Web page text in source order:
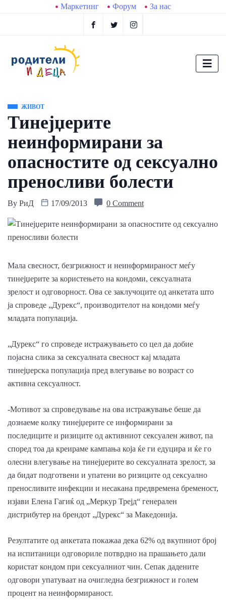
Маркетинг Форум За нас
ЖИВОТ
Тинејџерите
неинформирани за
опасностите од сексуално
преносливи болести
By РиД 17/09/2013 0 Comment
Мала свесност, безгрижност и неинформираност меѓу
тинејџерите за користењето на кондоми, сексуалната
зрелост и одговорност. Ова се заклучоците од анкетата што
ја спроведе „Дурекс“, производителот на кондоми меѓу
младата популација.
„Дурекс“ го спроведе истражувањето со цел да добие
појасна слика за сексуалната свесност кај младата
тинејџерска популација пред влегување во возраст со
активна сексуалност.
-Мотивот за спроведување на ова истражување беше да
дознаеме колку тинејџерите се информирани за
последиците и ризиците од активниот сексуален живот, па
според тоа да креираме кампања која ќе ги едуцира и ќе го
олесни влегување на тинејџерите во сексуалната зрелост, за
да бидат подготвени и упатени во ризиците од сексуално
преносливите инфекции и несакана предвремена бременост,
изјави Елена Гагиќ од „Меркур Трејд“ генерален
дистрибутер на брендот „Дурекс“ за Македонија.
Резултатите од анкетата покажаа дека 62% од вкупниот број
на испитаници одговориле потврдно на прашањето дали
користат кондом при сексуалниот чин. Сепак дадените
одговори упатуваат на очигледна безгрижност и голем
процент на неинформираност.